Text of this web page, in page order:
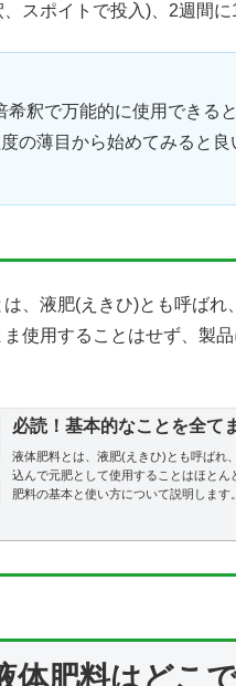
スポイトで投入)、2週間に
希釈で万能的に使用できる
の薄目から始めてみると良
、液肥(えきひ)とも呼ば
使用することはせず、製
必読！基本的なことを全て
液体肥料とは、液肥(えきひ)とも呼ばれ
込んで元肥として使用することはほと
肥料の基本と使い方について説明します。
体肥料はどこ